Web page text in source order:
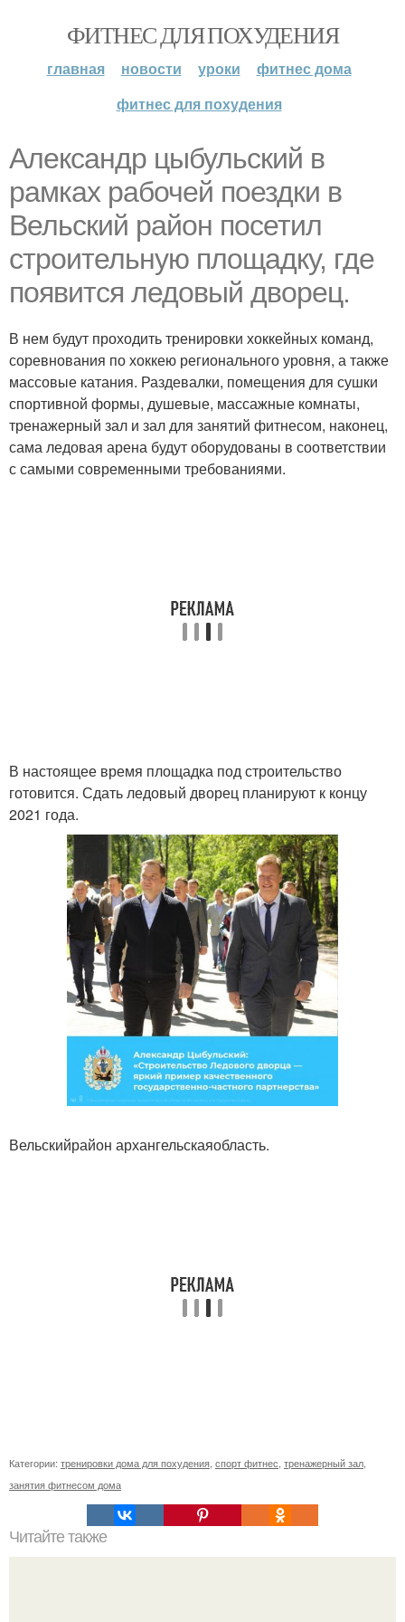
ФИТНЕС ДЛЯ ПОХУДЕНИЯ
главная новости уроки
фитнес дома
фитнес для похудения
Александр цыбульский в
рамках рабочей поездки в
Вельский район посетил
строительную площадку, где
появится ледовый дворец.
В нем будут проходить тренировки хоккейных команд,
соревнования по хоккею регионального уровня, а также
массовые катания. Раздевалки, помещения для сушки
спортивной формы, душевые, массажные комнаты,
тренажерный зал и зал для занятий фитнесом, наконец,
сама ледовая арена будут оборудованы в соответствии
с самыми современными требованиями.
В настоящее время площадка под строительство
готовится. Сдать ледовый дворец планируют к концу
2021 года.
Вельскийрайон архангельскаяобласть.
Категории: тренировки дома для похудения спорт фитнес тренажерный зал
занятия фитнесом дома
Читайте также